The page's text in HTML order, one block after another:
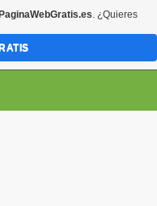
PaginaWebGratis.es. ¿Quieres